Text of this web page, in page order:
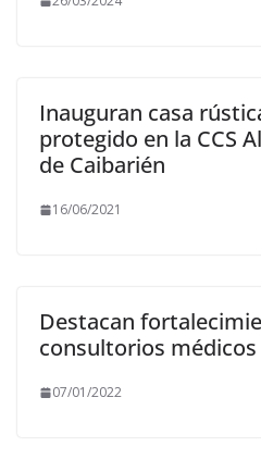
Inauguran casa
protegido en la CCS
de Caibarién
16/06/2021
Destacan
consultorios médicos
07/01/2022